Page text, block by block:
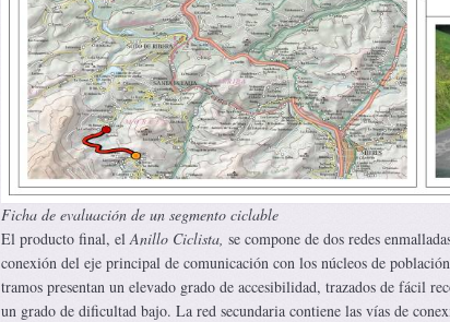
Ficha de evaluación de un segmento ciclable
El producto final, el Anillo Ciclista, se compone de dos redes
conexión del eje principal de comunicación con los núcleos de
tramos presentan un elevado grado de accesibilidad, trazados de fácil
un grado de dificultad bajo. La red secundaria contiene las vías de